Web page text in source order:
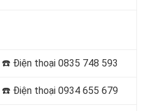
☎️ Điện thoại 0835 748 593
☎️ Điện thoại 0934 655 679